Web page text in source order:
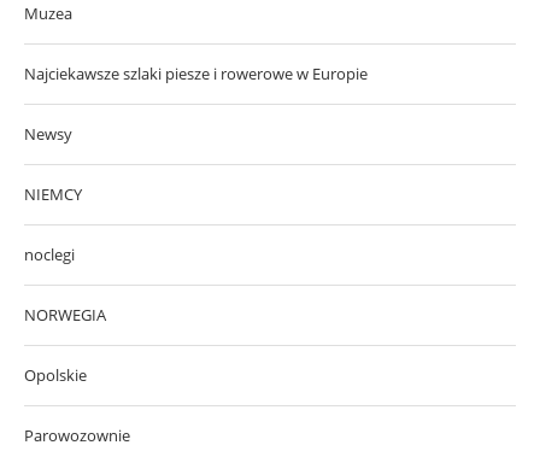
Muzea
Najciekawsze szlaki piesze i rowerowe w Europie
Newsy
NIEMCY
noclegi
NORWEGIA
Opolskie
Parowozownie